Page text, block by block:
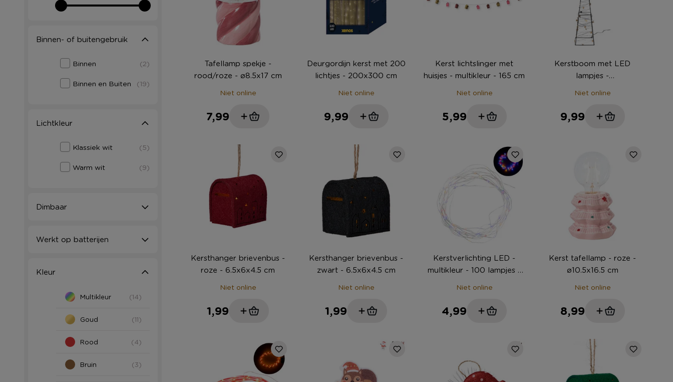
Binnen- of buitengebruik
Binnen (2)
Binnen en Buiten (19)
Lichtkleur
Klassiek wit (5)
Warm wit (9)
Dimbaar
Werkt op batterijen
Kleur
Multikleur (14)
Goud (11)
Rood (4)
Bruin (3)
Tafellamp spekje -
rood/roze - ø8.5x17 cm
Niet online
7,99
Deurgordijn kerst met 200
lichtjes - 200x300 cm
Niet online
9,99
Kerst lichtslinger met
huisjes - multikleur - 165 cm
Niet online
5,99
Kerstboom met LED
lampjes -
Niet online
9,99
Kersthanger brievenbus -
roze - 6.5x6x4.5 cm
Niet online
1,99
Kersthanger brievenbus -
zwart - 6.5x6x4.5 cm
Niet online
1,99
Kerstverlichting LED -
multikleur - 100 lampjes -
Niet online
4,99
Kerst tafellamp - roze -
ø10.5x16.5 cm
Niet online
8,99